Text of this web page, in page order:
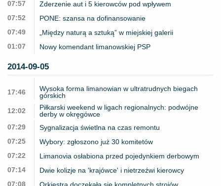
07:57
Zderzenie aut i 5 kierowców pod wpływem
07:52
PONE: szansa na dofinansowanie
07:49
„Między naturą a sztuką” w miejskiej galerii
01:07
Nowy komendant limanowskiej PSP
2014-09-05
17:46
Wysoka forma limanowian w ultratrudnych biegach
górskich
12:02
Piłkarski weekend w ligach regionalnych: podwójne
derby w okręgówce
07:29
Sygnalizacja świetlna na czas remontu
07:25
Wybory: zgłoszono już 30 komitetów
07:22
Limanovia osłabiona przed pojedynkiem derbowym
07:14
Dwie kolizje na 'krajówce' i nietrzeźwi kierowcy
07:08
Orkiestra doczekała się kompletnych strojów